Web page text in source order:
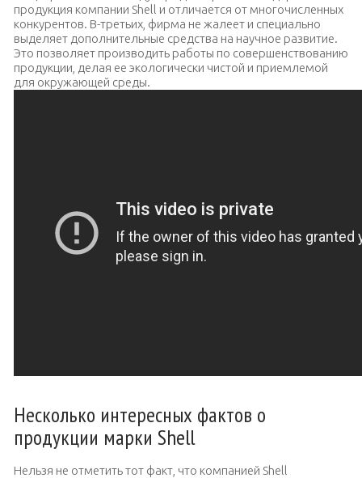
продукция компании Shell и отличается от многочисленных
конкурентов. В-третьих, фирма не жалеет и специально
выделяет дополнительные средства на научное развитие.
Это позволяет производить работы по совершенствованию
продукции, делая ее экологически чистой и приемлемой
для окружающей среды.
Несколько интересных фактов о
продукции марки Shell
Нельзя не отметить тот факт, что компанией Shell